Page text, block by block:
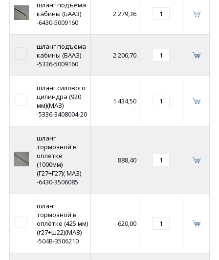
шланг подъема
кабины (БААЗ)
-6430-5009160
2 279,36
шланг подъема
кабины (БААЗ)
-5336-5009160
2 206,70
шланг силового
цилиндра (920
мм)(МАЗ)
-5336-3408004-20
1 434,50
шланг
тормозной в
оплётке
(1000мм)
(Г27+Г27)( МАЗ)
-6430-3506085
888,40
шланг
тормозной в
оплётке (425 мм)
(г27+ш22)(МАЗ)
-504В-3506210
620,00